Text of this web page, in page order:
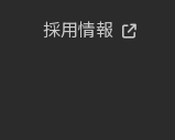
採用情報